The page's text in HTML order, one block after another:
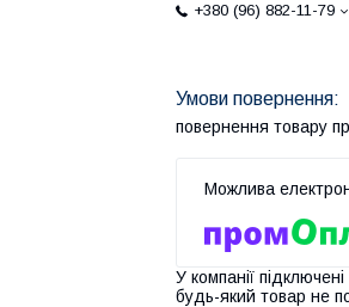
+380 (96) 882-11-79
повернення товару
У компанії
будь-який товар не